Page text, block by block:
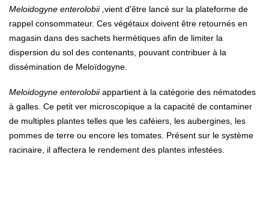
Meloidogyne enterolobii , vient d'être lancé sur la plateforme de
rappel consommateur. Ces végétaux doivent être retournés en
magasin dans des sachets hermétiques afin de limiter la
dispersion du sol des contenants, pouvant contribuer à la
dissémination de Meloïdogyne.
Meloidogyne enterolobiiappartient à la catégorie des nématodes
à galles. Ce petit ver microscopique a la capacité de contaminer
de multiples plantes telles que les caféiers, les aubergines, les
pommes de terre ou encore les tomates. Présent sur le système
racinaire, il affectera le rendement des plantes infestées.